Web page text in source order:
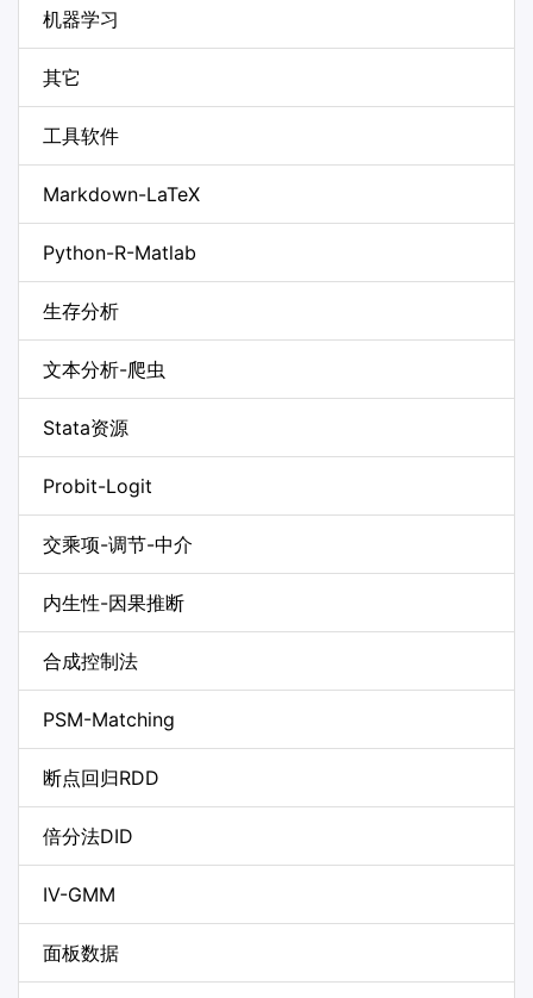
机器学习
其它
工具软件
Markdown-LaTeX
Python-R-Matlab
生存分析
文本分析-爬虫
Stata资源
Probit-Logit
交乘项-调节-中介
内生性-因果推断
合成控制法
PSM-Matching
断点回归RDD
倍分法DID
IV-GMM
面板数据